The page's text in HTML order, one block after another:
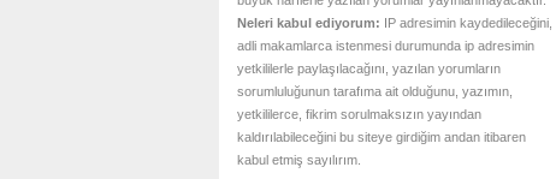
Neleri kabul ediyorum: IP adresimin kaydedileceğini,
adli makamlarca istenmesi durumunda ip adresimin
yetkililerle paylaşılacağını, yazılan yorumların
sorumluluğunun tarafıma ait olduğunu, yazımın,
yetkililerce, fikrim sorulmaksızın yayından
kaldırılabileceğini bu siteye girdiğim andan itibaren
kabul etmiş sayılırım.